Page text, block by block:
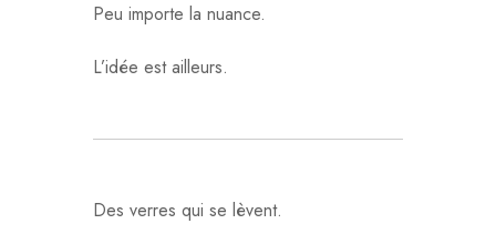
Peu importe la nuance.
L’idée est ailleurs.
Des verres qui se lèvent.